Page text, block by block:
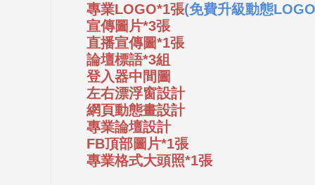
專業LOGO*1張(免費升級動態
宣傳圖片*3張
直播宣傳圖*1張
論壇標語*3組
登入器中間圖
左右漂浮窗設計
網頁動態畫設計
專業論壇設計
FB頂部圖片*1張
專業格式大頭照*1張